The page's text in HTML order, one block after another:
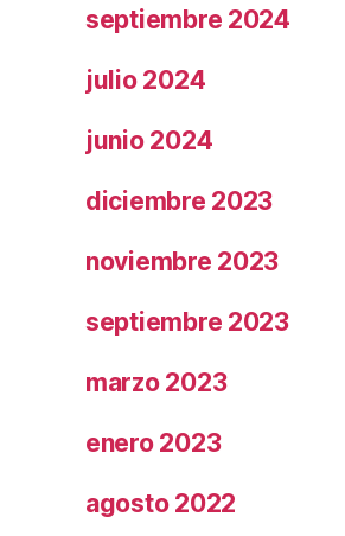
septiembre 2024
julio 2024
junio 2024
diciembre 2023
noviembre 2023
septiembre 2023
marzo 2023
enero 2023
agosto 2022